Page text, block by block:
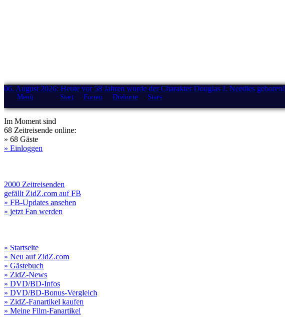
06. August 2026: Heute vor 58 Jahren wurde der Charakter Douglas J. Needles geboren!
Menü Start Forum Drehorte Stars
Im Moment sind
68 Zeitreisende online:
» 68 Gäste
» Einloggen
2000 Zeitreisenden
gefällt ZidZ.com auf FB
» FB-Updates ansehen
» jetzt Fan werden
» Startseite
» Neu auf ZidZ.com
» Gästebuch
» ZidZ-News
» DVD/BD-Infos
» DVD/BD-Bonus-Vergleich
» ZidZ-Fanartikel kaufen
» Meine Film-Fanartikel